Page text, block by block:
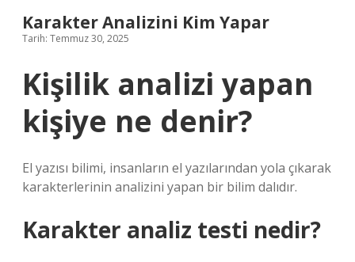
Karakter Analizini Kim Yapar
Tarih: Temmuz 30, 2025
Kişilik analizi yapan
kişiye ne denir?
El yazısı bilimi, insanların el yazılarından yola çıkarak
karakterlerinin analizini yapan bir bilim dalıdır.
Karakter analiz testi nedir?